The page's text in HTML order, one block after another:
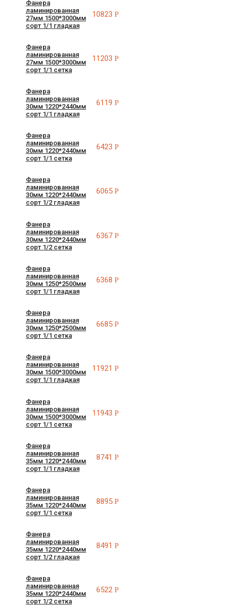
Фанера
ламинированная
27мм 1500*3000мм
сорт 1/1 гладкая
10823Р
Фанера
ламинированная
27мм 1500*3000мм
сорт 1/1 сетка
11203Р
Фанера
ламинированная
30мм 1220*2440мм
сорт 1/1 гладкая
6119Р
Фанера
ламинированная
30мм 1220*2440мм
сорт 1/1 сетка
6423Р
Фанера
ламинированная
30мм 1220*2440мм
сорт 1/2 гладкая
6065Р
Фанера
ламинированная
30мм 1220*2440мм
сорт 1/2 сетка
6367Р
Фанера
ламинированная
30мм 1250*2500мм
сорт 1/1 гладкая
6368Р
Фанера
ламинированная
30мм 1250*2500мм
сорт 1/1 сетка
6685Р
Фанера
ламинированная
30мм 1500*3000мм
сорт 1/1 гладкая
11921Р
Фанера
ламинированная
30мм 1500*3000мм
сорт 1/1 сетка
11943Р
Фанера
ламинированная
35мм 1220*2440мм
сорт 1/1 гладкая
8741Р
Фанера
ламинированная
35мм 1220*2440мм
сорт 1/1 сетка
8895Р
Фанера
ламинированная
35мм 1220*2440мм
сорт 1/2 гладкая
8491Р
Фанера
ламинированная
35мм 1220*2440мм
сорт 1/2 сетка
6522Р